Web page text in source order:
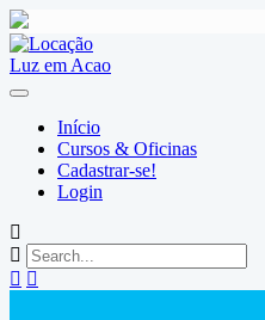
Skip
to
content
Início
Cursos & Oficinas
Cadastrar-se!
Login